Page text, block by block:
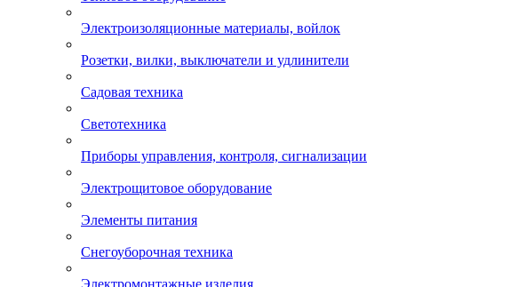
Электроизоляционные материалы, войлок
Розетки, вилки, выключатели и удлинители
Садовая техника
Светотехника
Приборы управления, контроля, сигнализации
Электрощитовое оборудование
Элементы питания
Снегоуборочная техника
Электромонтажные изделия